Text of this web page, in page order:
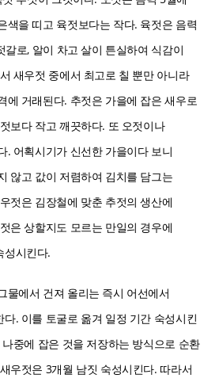
색을 띠고 육젓보다는 작다. 육젓은 음력
로, 알이 차고 살이 튼실하여 식감이
새우젓 중에서 최고로 칠 뿐만 아니라
에 거래된다. 추젓은 가을에 잡은 새우로
보다 작고 깨끗하다. 또 오젓이나
. 어획시기가 신선한 가을이다 보니
않고 값이 저렴하여 김치를 담그는
젓은 김장철에 맞춘 추젓의 생산에
은 상할지도 모르는 만일의 경우에
성시킨다.
물에서 건져 올리는 즉시 어선에서
. 이를 토굴로 옮겨 일정 기간 숙성시킨
중에 잡은 것을 저장하는 방식으로 순환
우젓은 3개월 남짓 숙성시킨다. 따라서